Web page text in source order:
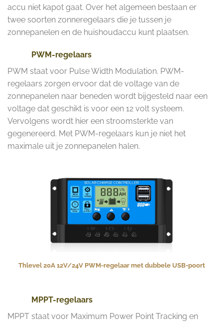
accu niet kapot gaat. Over het algemeen bestaan er
twee soorten zonneregelaars die je tussen je
zonnepanelen en de huishoudaccu kunt plaatsen.
PWM-regelaars
PWM staat voor Pulse Width Modulation. PWM-
regelaars zorgen ervoor dat de voltage van de
zonnepanelen naar beneden wordt bijgesteld naar een
voltage dat geschikt is voor een 12 volt systeem.
Vervolgens wordt hier een stroomsterkte van
gegenereerd. Met PWM-regelaars kun je niet het
maximale uit je zonnepanelen halen.
Thlevel 20A 12V/24V PWM-regelaar met dubbele USB-poort
MPPT-regelaars
MPPT staat voor Maximum Power Point Tracking en